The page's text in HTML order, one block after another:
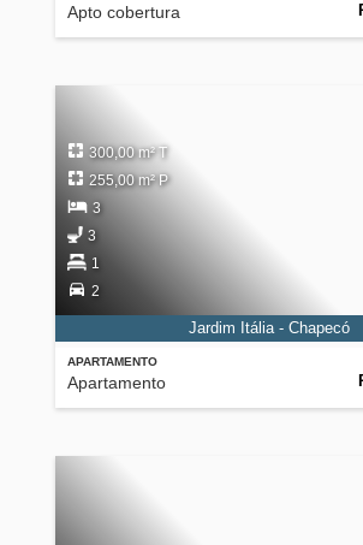
Apto cobertura
APARTAMENTO
Apartamento
300,00 m² T
255,00 m² P
3
3
1
2
Jardim Itália - Chapecó